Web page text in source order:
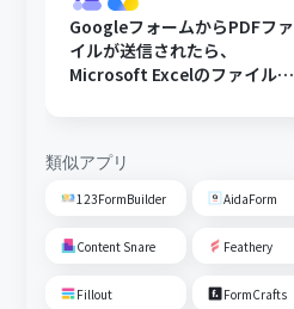
GoogleフォームからPDFファ
イルが送信されたら、
Microsoft Excelのファイルに
類似アプリ
123FormBuilder AidaForm
Content Snare Feathery
Fillout FormCrafts